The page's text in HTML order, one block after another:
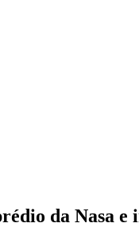
da Nasa e